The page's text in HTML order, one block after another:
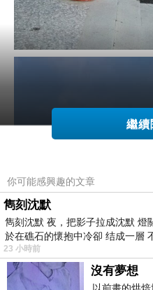
繼續
你可能感興趣的文章
雋刻沈默
雋刻沈默 夜，把影子拉成沈默 燈
於在礁石的懷抱中冷卻 结成一層
23 小時前
沒有夢想